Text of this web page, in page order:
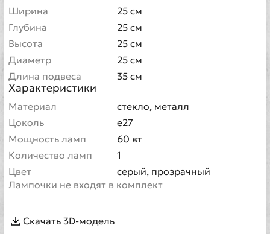
Ширина
25 см
Глубина
25 см
Высота
25 см
Диаметр
25 см
Длина подвеса
35 см
Характеристики
Материал
стекло, металл
Цоколь
e27
Мощность ламп
60 вт
Количество ламп
1
Цвет
серый, прозрачный
Лампочки не входят в комплект
Скачать 3D-модель